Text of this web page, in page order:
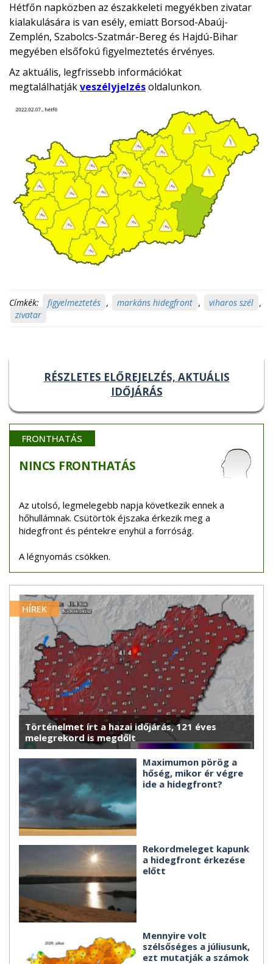
Hétfőn napközben az északkeleti megyékben zivatar
kialakulására is van esély, emiatt Borsod-Abaúj-
Zemplén, Szabolcs-Szatmár-Bereg és Hajdú-Bihar
megyében elsőfokú figyelmeztetés érvényes.
Az aktuális, legfrissebb információkat
megtalálhatjákveszélyjelzésoldalunkon.
Címkék: figyelmeztetés , markáns hidegfront , viharos szél ,
zivatar
RÉSZLETES ELŐREJELZÉS, AKTUÁLIS
IDŐJÁRÁS
FRONTHATÁS
NINCS FRONTHATÁS
Az utolsó, legmelegebb napja következik ennek a
hőhullámnak. Csütörtök éjszaka érkezik meg a
hidegfront és péntekre enyhül a forróság.
A légnyomás csökken.
HÍREK
Történelmet írt a hazai időjárás, 121 éves
melegrekord is megdőlt
Maximumon pörög a
hőség, mikor ér végre
ide a hidegfront?
Rekordmeleget kapunk
a hidegfront érkezése
előtt
Mennyire volt
szélsőséges a júliusunk,
ezt mutatják a számok